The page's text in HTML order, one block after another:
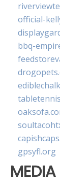
official-
bbq-
gpsyfl.org
MEDIA